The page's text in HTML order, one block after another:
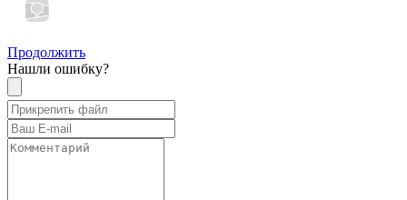
Продолжить
Нашли ошибку?